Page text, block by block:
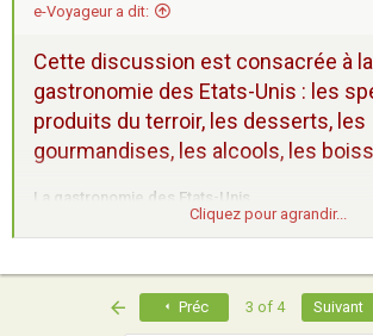
e-Voyageur a dit:
Cette discussion est consacrée à
gastronomie des Etats-Unis : les
produits du terroir, les desserts, les
gourmandises, les alcools, les
La gastronomie des Etats-Unis
- des oeufs bénedicts
- la Caesar Salad avec ses variantes au poulet,
- les burritos
- les buffets à volonté
Cliquez pour agrandir...
Préc 3 of 4 Suivant